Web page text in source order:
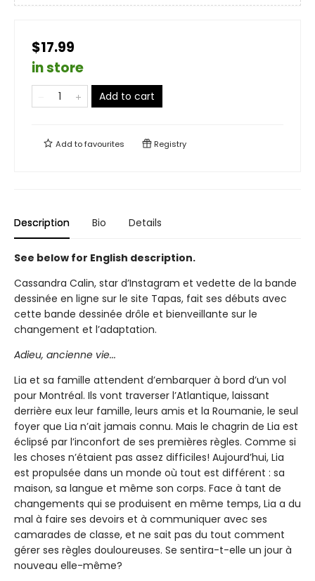
$17.99
in store
Add to cart
Add tofavourites Registry
Description Bio Details
See below for English description.
Cassandra Calin, star d’Instagram et vedette de la bande
dessinée en ligne sur le site Tapas, fait ses débuts avec
cette bande dessinée drôle et bienveillante sur le
changement et l’adaptation.
Adieu, ancienne vie...
Lia et sa famille attendent d’embarquer à bord d’un vol
pour Montréal. Ils vont traverser l’Atlantique, laissant
derrière eux leur famille, leurs amis et la Roumanie, le seul
foyer que Lia n’ait jamais connu. Mais le chagrin de Lia est
éclipsé par l’inconfort de ses premières règles. Comme si
les choses n’étaient pas assez difficiles! Aujourd’hui, Lia
est propulsée dans un monde où tout est différent : sa
maison, sa langue et même son corps. Face à tant de
changements qui se produisent en même temps, Lia a du
mal à faire ses devoirs et à communiquer avec ses
camarades de classe, et ne sait pas du tout comment
gérer ses règles douloureuses. Se sentira-t-elle un jour à
nouveau elle-même?